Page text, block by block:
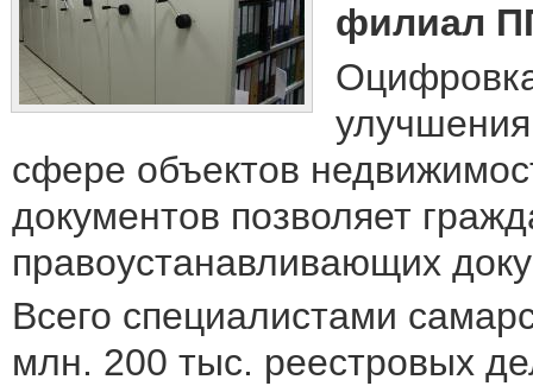
филиал
сфере объектов
документов позволяет
правоустанавливающих
Всего специалистами
млн. 200 тыс. реестровых